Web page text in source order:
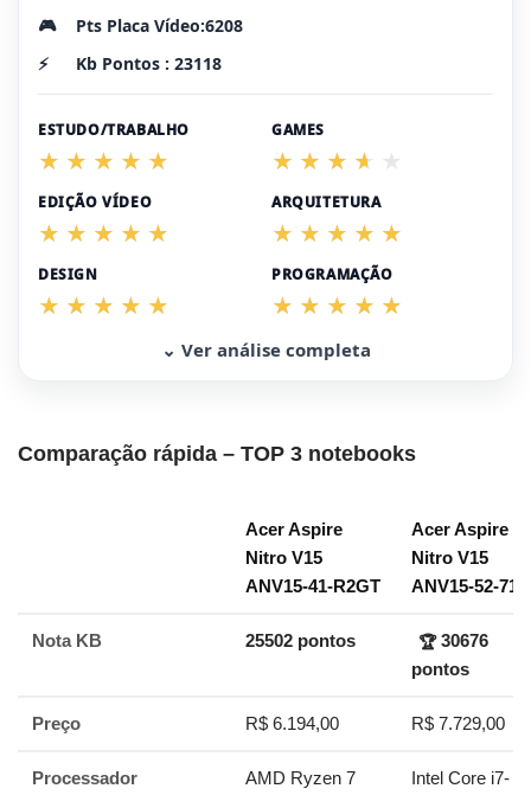
🎮
Pts Placa Vídeo:6208
⚡
Kb Pontos : 23118
ESTUDO/TRABALHO GAMES
EDIÇÃO VÍDEO ARQUITETURA
DESIGN PROGRAMAÇÃO
⌄ Ver análise completa
Comparação rápida – TOP 3 notebooks
Acer Aspire
Nitro V15
ANV15-41-R2GT
Acer Aspire
Nitro V15
ANV15-52-
Nota KB 25502 pontos 🏆30676
pontos
Preço R$ 6.194,00 R$ 7.729,00
Processador
AMD Ryzen 7
Intel Core i7-